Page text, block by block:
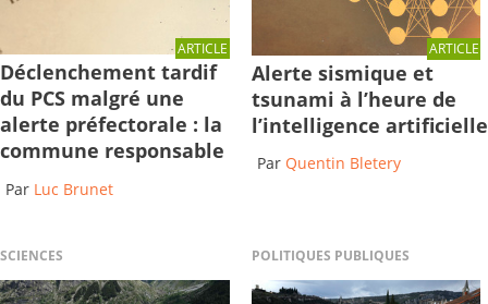
ARTICLE
Déclenchement tardif
du PCS malgré une
alerte préfectorale : la
commune responsable
Par Luc Brunet
ARTICLE
Alerte sismique et
tsunami à l’heure de
l’intelligence artificielle
Par Quentin Bletery
SCIENCES POLITIQUES PUBLIQUES